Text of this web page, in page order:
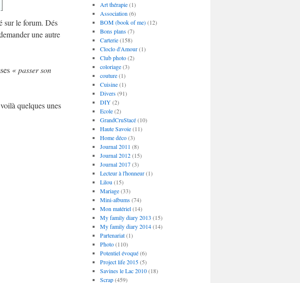
sur le forum. Dés
une autre
« passer son
quelques unes
Art thérapie(1)
Association (6)
BOM (book of me)(12)
Bons plans(7)
Carterie(158)
Cloclo d'Amour(1)
Club photo(2)
coloriage(3)
couture(1)
Cuisine(1)
Divers(91)
DIY(2)
Ecole(2)
GrandCruStacé(10)
Haute Savoie(11)
Home déco(3)
Journal 2011 (8)
Journal 2012(15)
Journal 2017(3)
Lecteur à l'honneur(1)
Lilou (15)
Mariage(33)
Mini-albums(74)
Mon matériel(14)
My family diary 2013 (15)
My family diary 2014(14)
Partenariat(1)
Photo(110)
Potentiel évoqué(6)
Project life 2015(5)
Savines le Lac 2010(18)
Scrap(459)